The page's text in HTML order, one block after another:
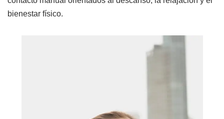
bienestar físico.